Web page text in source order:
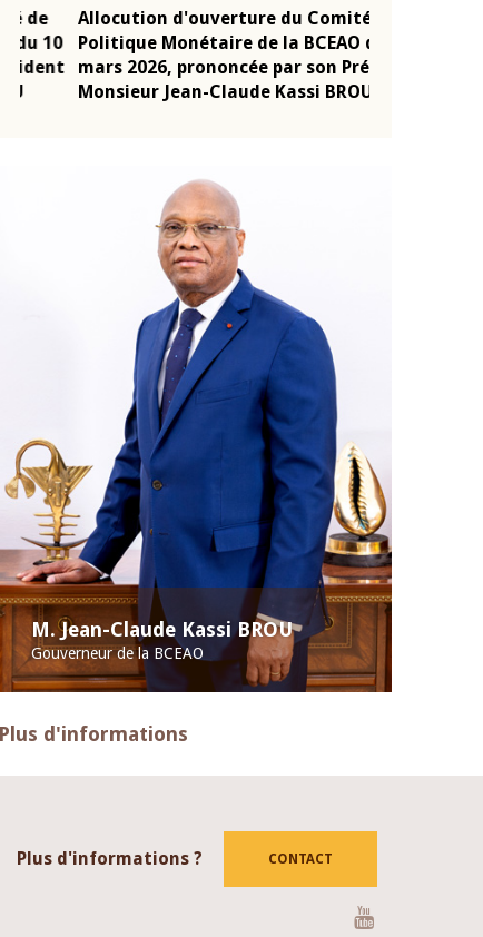
Allocution d'ouverture du Comité de
Politique Monétaire de la BCEAO du 4
mars 2026, prononcée par son Président
Monsieur Jean-Claude Kassi BROU
M. Jean-Claude Kassi BROU
Gouverneur de la BCEAO
Plus d'informations
Plus d'informations ? CONTACT